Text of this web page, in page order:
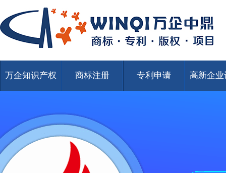
万企知识产权 商标注册 专利申请 高新企业